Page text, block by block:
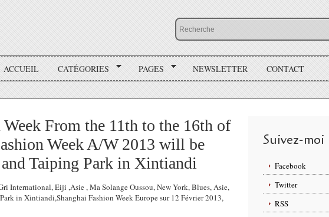
ACCUEIL CATÉGORIES PAGES NEWSLETTER CONTACT
Week From the 11th to the 16th of
Week A/W 2013 will be
Taiping Park in Xintiandi
International, Eiji ,Asie , Ma Solange Oussou, New York, Blues, Asie,
in Xintiandi,Shanghai Fashion Week Europe sur 12 Février 2013,
Suivez-moi
Facebook
Twitter
RSS